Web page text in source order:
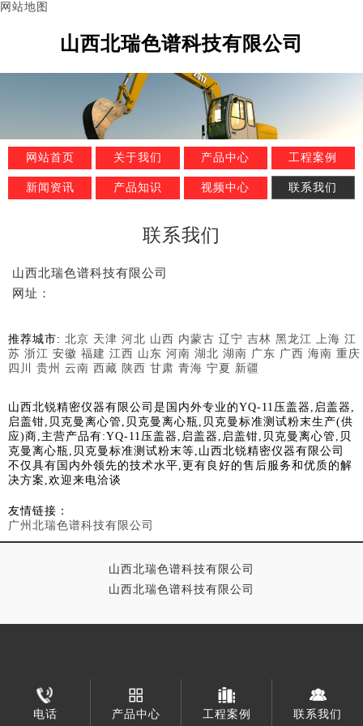
网站地图
山西北瑞色谱科技有限公司
网站首页 关于我们 产品中心 工程案例
新闻资讯 产品知识 视频中心 联系我们
联系我们
山西北瑞色谱科技有限公司
网址：
推荐城市: 北京 天津 河北 山西 内蒙古 辽宁 吉林 黑龙江 上海 江
苏 浙江 安徽 福建 江西 山东 河南 湖北 湖南 广东 广西 海南 重庆
四川
贵州 云南 西藏 陕西 甘肃 青海 宁夏 新疆
山西北锐精密仪器有限公司是国内外专业的YQ-11压盖器,启盖器,
启盖钳,贝克曼离心管,贝克曼离心瓶,贝克曼标准测试粉末生产(供
应)商,主营产品有:YQ-11压盖器,启盖器,启盖钳,贝克曼离心管,贝
克曼离心瓶,贝克曼标准测试粉末等,山西北锐精密仪器有限公司
不仅具有国内外领先的技术水平,更有良好的售后服务和优质的解
决方案,欢迎来电洽谈
友情链接：
广州北瑞色谱科技有限公司
山西北瑞色谱科技有限公司
山西北瑞色谱科技有限公司
电话 产品中心 工程案例 联系我们